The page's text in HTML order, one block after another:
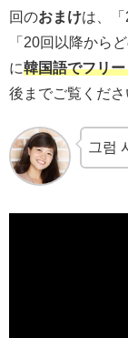
回のおまけは、
「20回以降から
に韓国語でフリ
後までご覧くださ
그럼